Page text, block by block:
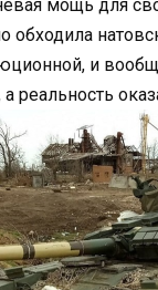
мощь для
обходила
и